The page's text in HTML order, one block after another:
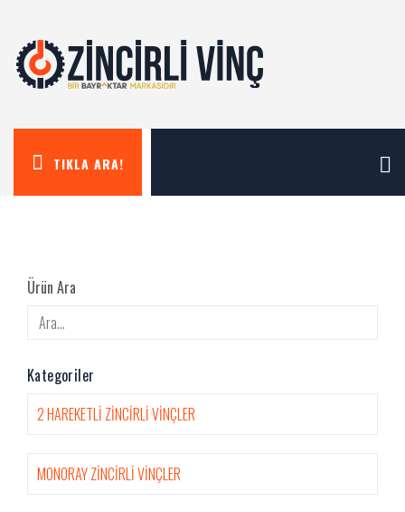
TIKLA ARA!
Ürün Ara
Kategoriler
2 HAREKETLİ ZİNCİRLİ VİNÇLER
MONORAY ZİNCİRLİ VİNÇLER